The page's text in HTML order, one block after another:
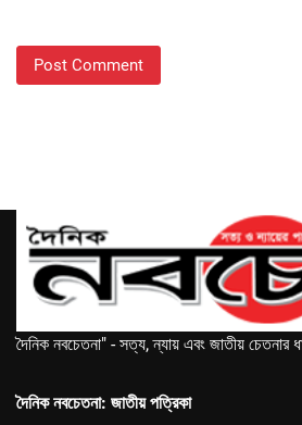
দৈনিক নবচেতনা" - সত্য, ন্যায় এবং জাতীয় চেতনার
দৈনিক নবচেতনা: জাতীয় পত্রিকা